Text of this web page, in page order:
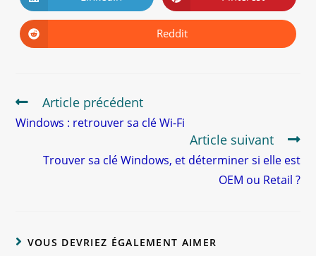
Reddit
Article précédent
Windows : retrouver sa clé Wi-Fi
Article suivant
Trouver sa clé Windows, et déterminer si elle est
OEM ou Retail ?
VOUS DEVRIEZ ÉGALEMENT AIMER